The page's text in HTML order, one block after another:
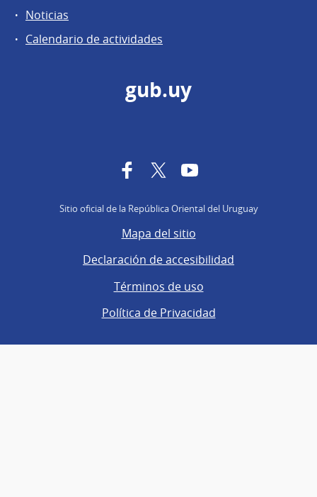
Noticias
Calendario de actividades
gub.uy
FacebookTwitterYouTube
Sitio oficial de la República Oriental del Uruguay
Mapa del sitio
Declaración de accesibilidad
Términos de uso
Política de Privacidad